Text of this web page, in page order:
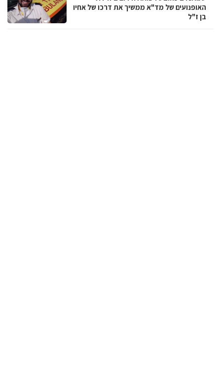
האופנועים של מד"א ממשיך את דרכו של אחיו
בן ז"ל